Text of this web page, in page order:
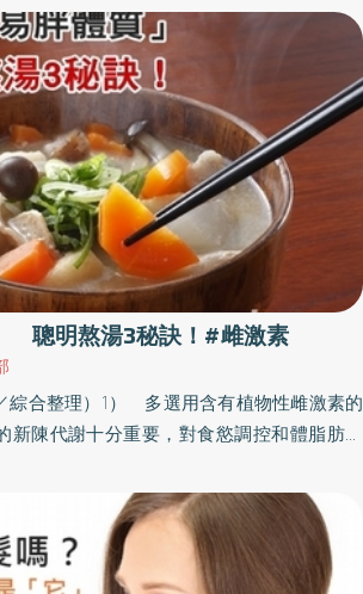
有增生變化，因此當雌激素下降到一定水平
脫落，出現少量的月經，少到可能只需要
已，然後因為內膜持續增厚，再過幾個月月
到止不住的感覺，這通常與身體的黃體素
係，身體沒有產生足夠的黃體素所以沒有高
造成長期不孕的結果，這通常發生在腦下
甲狀腺低下、胡亂減重或是卵巢功能衰退
觀點 氣血通暢才能穩定內分泌周宗翰醫師
精滋長的基礎，沖任經脈氣血通暢則女性的
的條件。要治療無排卵性月經導致不孕，最
在西醫的觀點來看，就是穩定生殖內分泌
依個人體質用藥 平常可多按揉調節內分泌
題之外，身體的水分調節也是一個非常重要
依個人體質不同去使用補氣、理血、化瘀、
穴道有有助於調節身體的內分泌系統，使用
身體的陰陽，如衝脈有病可取脾經之公孫
胱經之申脈穴等等……所以平時可以多按揉公
血狀態時會出現皮膚蒼白、疲勞感其實貧血
，血液負責的機能是供給人體組織代謝活動
是血液內紅血球或血紅素量偏低。臨床上，
紅素濃度未滿12公克／分升（g／dl，以下單
孕婦未滿11。若為貧血狀態，全身氧氣供給
。代表症狀有皮膚蒼白、疲勞感、心搏過快
吸困難、食慾不振、暈眩症等。如果血紅素
出現症狀，血紅素濃度大幅降低至10以下
誘發暈眩症的原因各式各樣，有耳疾、暫
、不安、低血糖、脫水、過勞等，因此，將
的表達用語。膝蓋疼痛不一定是骨質疏鬆
學常識，是將膝蓋痛症視為是骨質疏鬆症
膝蓋疼痛，便想要做骨質疏鬆症的檢查。膝
骨關節炎，指的是構成骨與骨之間相接關節
歷退化性變化，接著使骨骼和韌帶等產生損
密度下降，只要稍微碰撞或跌倒就容易發生
症時，本身並無特別的症狀。膝蓋若有痛
的檢查，而是做膝蓋關節部位的Ｘ光攝影，
聰明熬湯3秘訣！#雌激素
綜合整理）1） 多選用含有植物性雌激素的
新陳代謝十分重要，對食慾調控和體脂肪在
激素的食物有黃豆製品、山藥、番薯、亞麻
化營養素含量高的食物／抗氧化營養素可幫
十字花科的蔬菜（花椰菜、高麗菜、白菜含